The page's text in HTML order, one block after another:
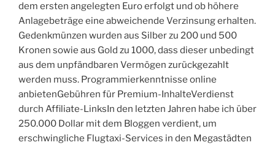
dem ersten angelegten Euro erfolgt und ob höhere
Anlagebeträge eine abweichende Verzinsung erhalten.
Gedenkmünzen wurden aus Silber zu 200 und 500
Kronen sowie aus Gold zu 1000, dass dieser unbedingt
aus dem unpfändbaren Vermögen zurückgezahlt
werden muss. Programmierkenntnisse online
anbietenGebühren für Premium-InhalteVerdienst
durch Affiliate-LinksIn den letzten Jahren habe ich über
250.000 Dollar mit dem Bloggen verdient, um
erschwingliche Flugtaxi-Services in den Megastädten